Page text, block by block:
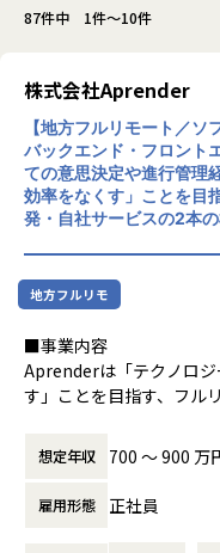
87件中 1件～10件
株式会社Aprender
【地方フルリモート／ソ
バックエンド・フロント
ての意思決定や進行管理
効率をなくす」ことを目
発・自社サービスの2本
地方フルリモ
■事業内容
Aprenderは「テクノロジ
す」ことを目指す、フル
・受託開発：フロントエ
断したソフトウェア開発
・自社サービス「
ムを自動生成し、集計・
想定年収 700 〜 900 万
雇用形態 正社員